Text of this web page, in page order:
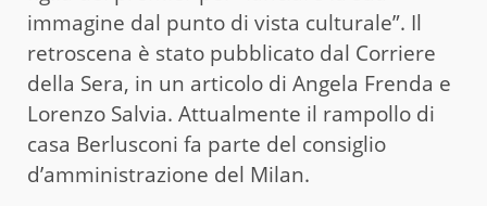
immagine dal punto di vista culturale”. Il
retroscena è stato pubblicato dal Corriere
della Sera, in un articolo di Angela Frenda e
Lorenzo Salvia. Attualmente il rampollo di
casa Berlusconi fa parte del consiglio
d’amministrazione del Milan.